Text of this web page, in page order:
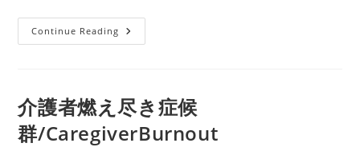
Continue Reading 介
護
に
対
処
す
る/Dealing
介護者燃え尽き症候
群/CaregiverBurnout